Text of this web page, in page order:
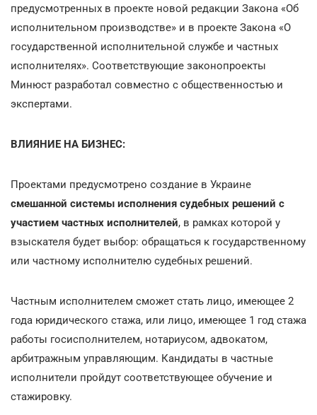
предусмотренных в проекте новой редакции Закона «Об
исполнительном производстве» и в проекте Закона «О
государственной исполнительной службе и частных
исполнителях». Соответствующие законопроекты
Минюст разработал совместно с общественностью и
экспертами.
ВЛИЯНИЕ НА БИЗНЕС:
Проектами предусмотрено создание в Украине
смешанной системы исполнения судебных решений с
участием частных исполнителей, в рамках которой у
взыскателя будет выбор: обращаться к государственному
или частному исполнителю судебных решений.
Частным исполнителем сможет стать лицо, имеющее 2
года юридического стажа, или лицо, имеющее 1 год стажа
работы госисполнителем, нотариусом, адвокатом,
арбитражным управляющим. Кандидаты в частные
исполнители пройдут соответствующее обучение и
стажировку.